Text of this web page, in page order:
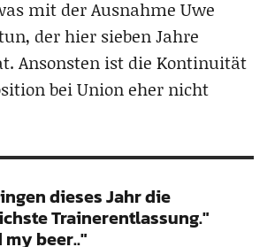
mit der Ausnahme Uwe
der hier sieben Jahre
Ansonsten ist die Kontinuität
bei Union eher nicht
dieses Jahr die
Trainerentlassung."
beer.."